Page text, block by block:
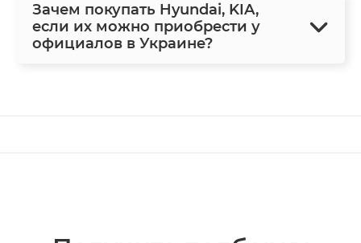
Зачем покупать Hyundai, KIA,
если их можно приобрести у
официалов в Украине?